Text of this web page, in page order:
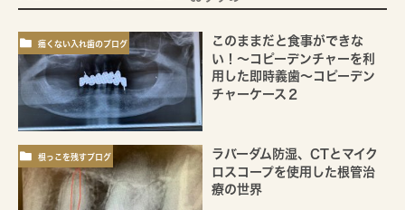
痛くない入れ歯のブログ
このままだと食事ができな
い！～コピーデンチャーを利
用した即時義歯～コピーデン
チャーケース２
根っこを残すブログ
ラバーダム防湿、CTとマイク
ロスコープを使用した根管治
療の世界